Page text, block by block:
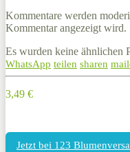
Kommentare werden
Kommentar angezeigt wird.
Es wurden keine ähnlichen
WhatsApp teilen sharen
3,49 €
Jetzt bei 123